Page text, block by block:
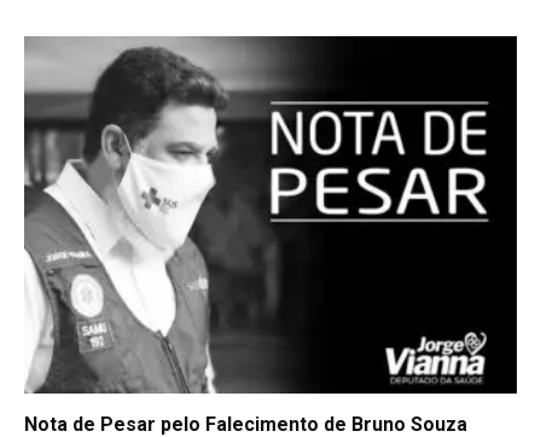
Nota de Pesar pelo Falecimento de Bruno Souza